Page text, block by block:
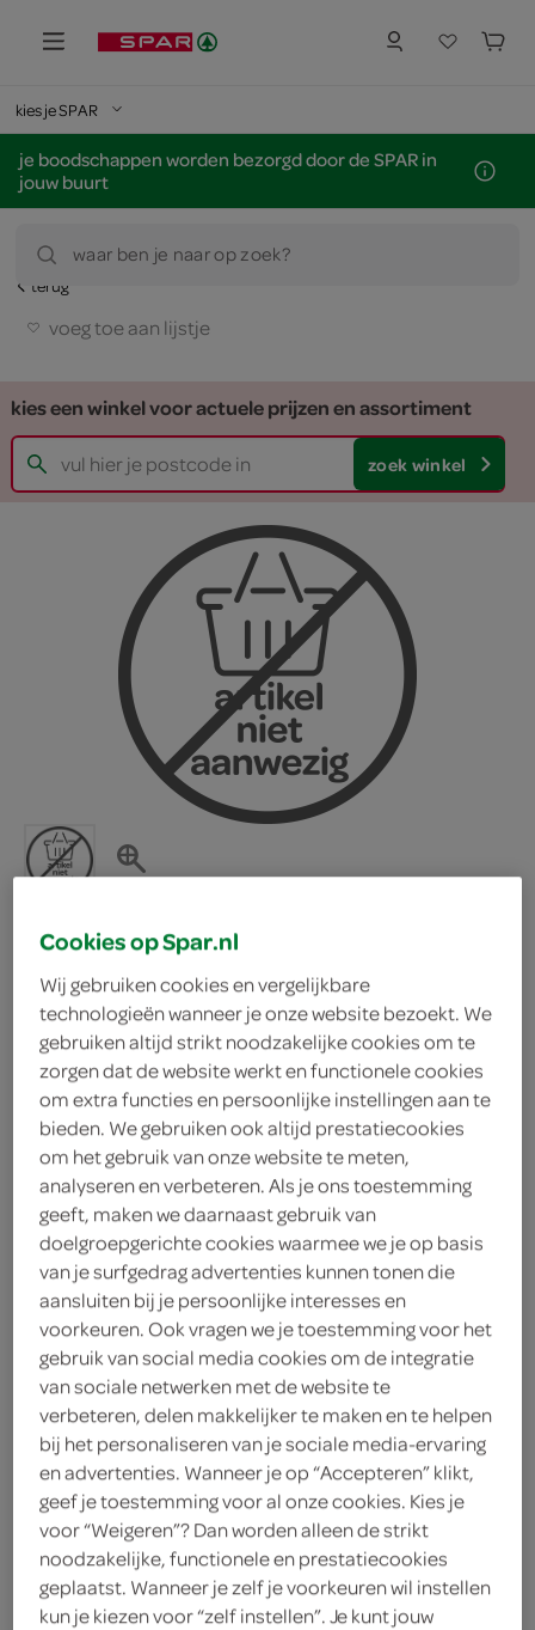
kies je SPAR
je boodschappen worden bezorgd door de SPAR in
jouw buurt
waar ben je naar op zoek?
terug
voeg toe aan lijstje
kies een winkel voor actuele prijzen en assortiment
zoek winkel
Frontaal double juice
punch blond
Frontaal
< 25 jaar? Laat je
legitimatie zien
< 18 jaar verkopen wij
geen alcohol
meer
330 Milliliter
Let op: aanbiedingen zijn niet zichtbaar bij de
producten, maar worden wél automatisch
verwerkt in de winkelmand.
Dubbele fruitkick: a-merk juice punch in handige
330ml doos
Cookies op Spar.nl
Wij gebruiken cookies en vergelijkbare
technologieën wanneer je onze website bezoekt. We
gebruiken altijd strikt noodzakelijke cookies om te
zorgen dat de website werkt en functionele cookies
om extra functies en persoonlijke instellingen aan te
bieden. We gebruiken ook altijd prestatiecookies
om het gebruik van onze website te meten,
analyseren en verbeteren. Als je ons toestemming
geeft, maken we daarnaast gebruik van
doelgroepgerichte cookies waarmee we je op basis
van je surfgedrag advertenties kunnen tonen die
aansluiten bij je persoonlijke interesses en
voorkeuren. Ook vragen we je toestemming voor het
gebruik van social media cookies om de integratie
van sociale netwerken met de website te
verbeteren, delen makkelijker te maken en te helpen
bij het personaliseren van je sociale media-ervaring
en advertenties. Wanneer je op “Accepteren” klikt,
geef je toestemming voor al onze cookies. Kies je
voor “Weigeren”? Dan worden alleen de strikt
noodzakelijke, functionele en prestatiecookies
geplaatst. Wanneer je zelf je voorkeuren wil instellen
kun je kiezen voor “zelf instellen”. Je kunt jouw